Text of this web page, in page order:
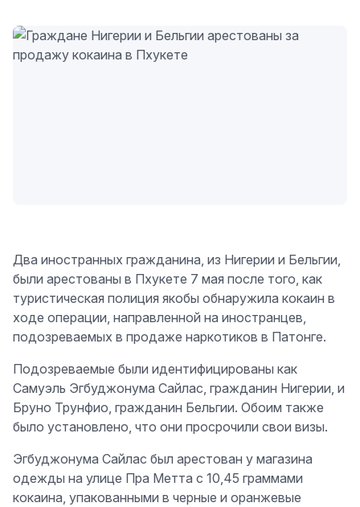
Два иностранных гражданина, из Нигерии и Бельгии,
были арестованы в Пхукете 7 мая после того, как
туристическая полиция якобы обнаружила кокаин в
ходе операции, направленной на иностранцев,
подозреваемых в продаже наркотиков в Патонге.
Подозреваемые были идентифицированы как
Самуэль Эгбуджонума Сайлас, гражданин Нигерии, и
Бруно Трунфио, гражданин Бельгии. Обоим также
было установлено, что они просрочили свои визы.
Эгбуджонума Сайлас был арестован у магазина
одежды на улице Пра Метта с 10,45 граммами
кокаина, упакованными в черные и оранжевые